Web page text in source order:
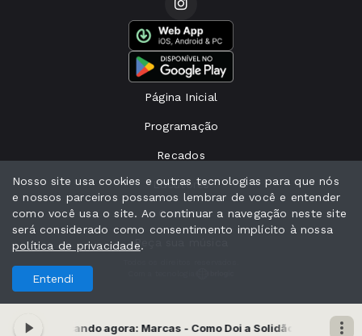
06:59 - Tocando agora: Marcas - Como Doi a SolidãoA Música de
Página Inicial
Programação
Recados
Locutores
Contato
Peça sua música
Nosso site usa cookies e outras tecnologias para que nós
e nossos parceiros possamos lembrar de você e entender
como você usa o site. Ao continuar a navegação neste site
será considerado como consentimento implícito à nossa
política de privacidade.
Entendi